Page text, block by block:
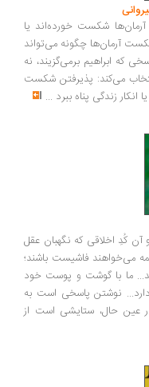
شکست خورده‌اند یا
چگونه می‌تواند
برمی‌گزیند، نه
پذیرفتن شکست
پناه ببرد...
که نگهبان عقل
فاشیست باشند؛
با گوشت و پوست خود
پاسخی است به
ستایشی است از